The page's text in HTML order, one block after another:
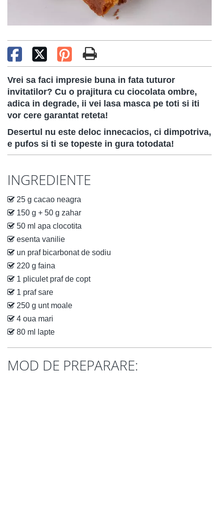
Vrei sa faci impresie buna in fata tuturor
invitatilor? Cu o prajitura cu ciocolata ombre,
adica in degrade, ii vei lasa masca pe toti si iti
vor cere garantat reteta!
Desertul nu este deloc innecacios, ci dimpotriva,
e pufos si ti se topeste in gura totodata!
INGREDIENTE
25 g cacao neagra
150 g + 50 g zahar
50 ml apa clocotita
esenta vanilie
un praf bicarbonat de sodiu
220 g faina
1 pliculet praf de copt
1 praf sare
250 g unt moale
4 oua mari
80 ml lapte
MOD DE PREPARARE: